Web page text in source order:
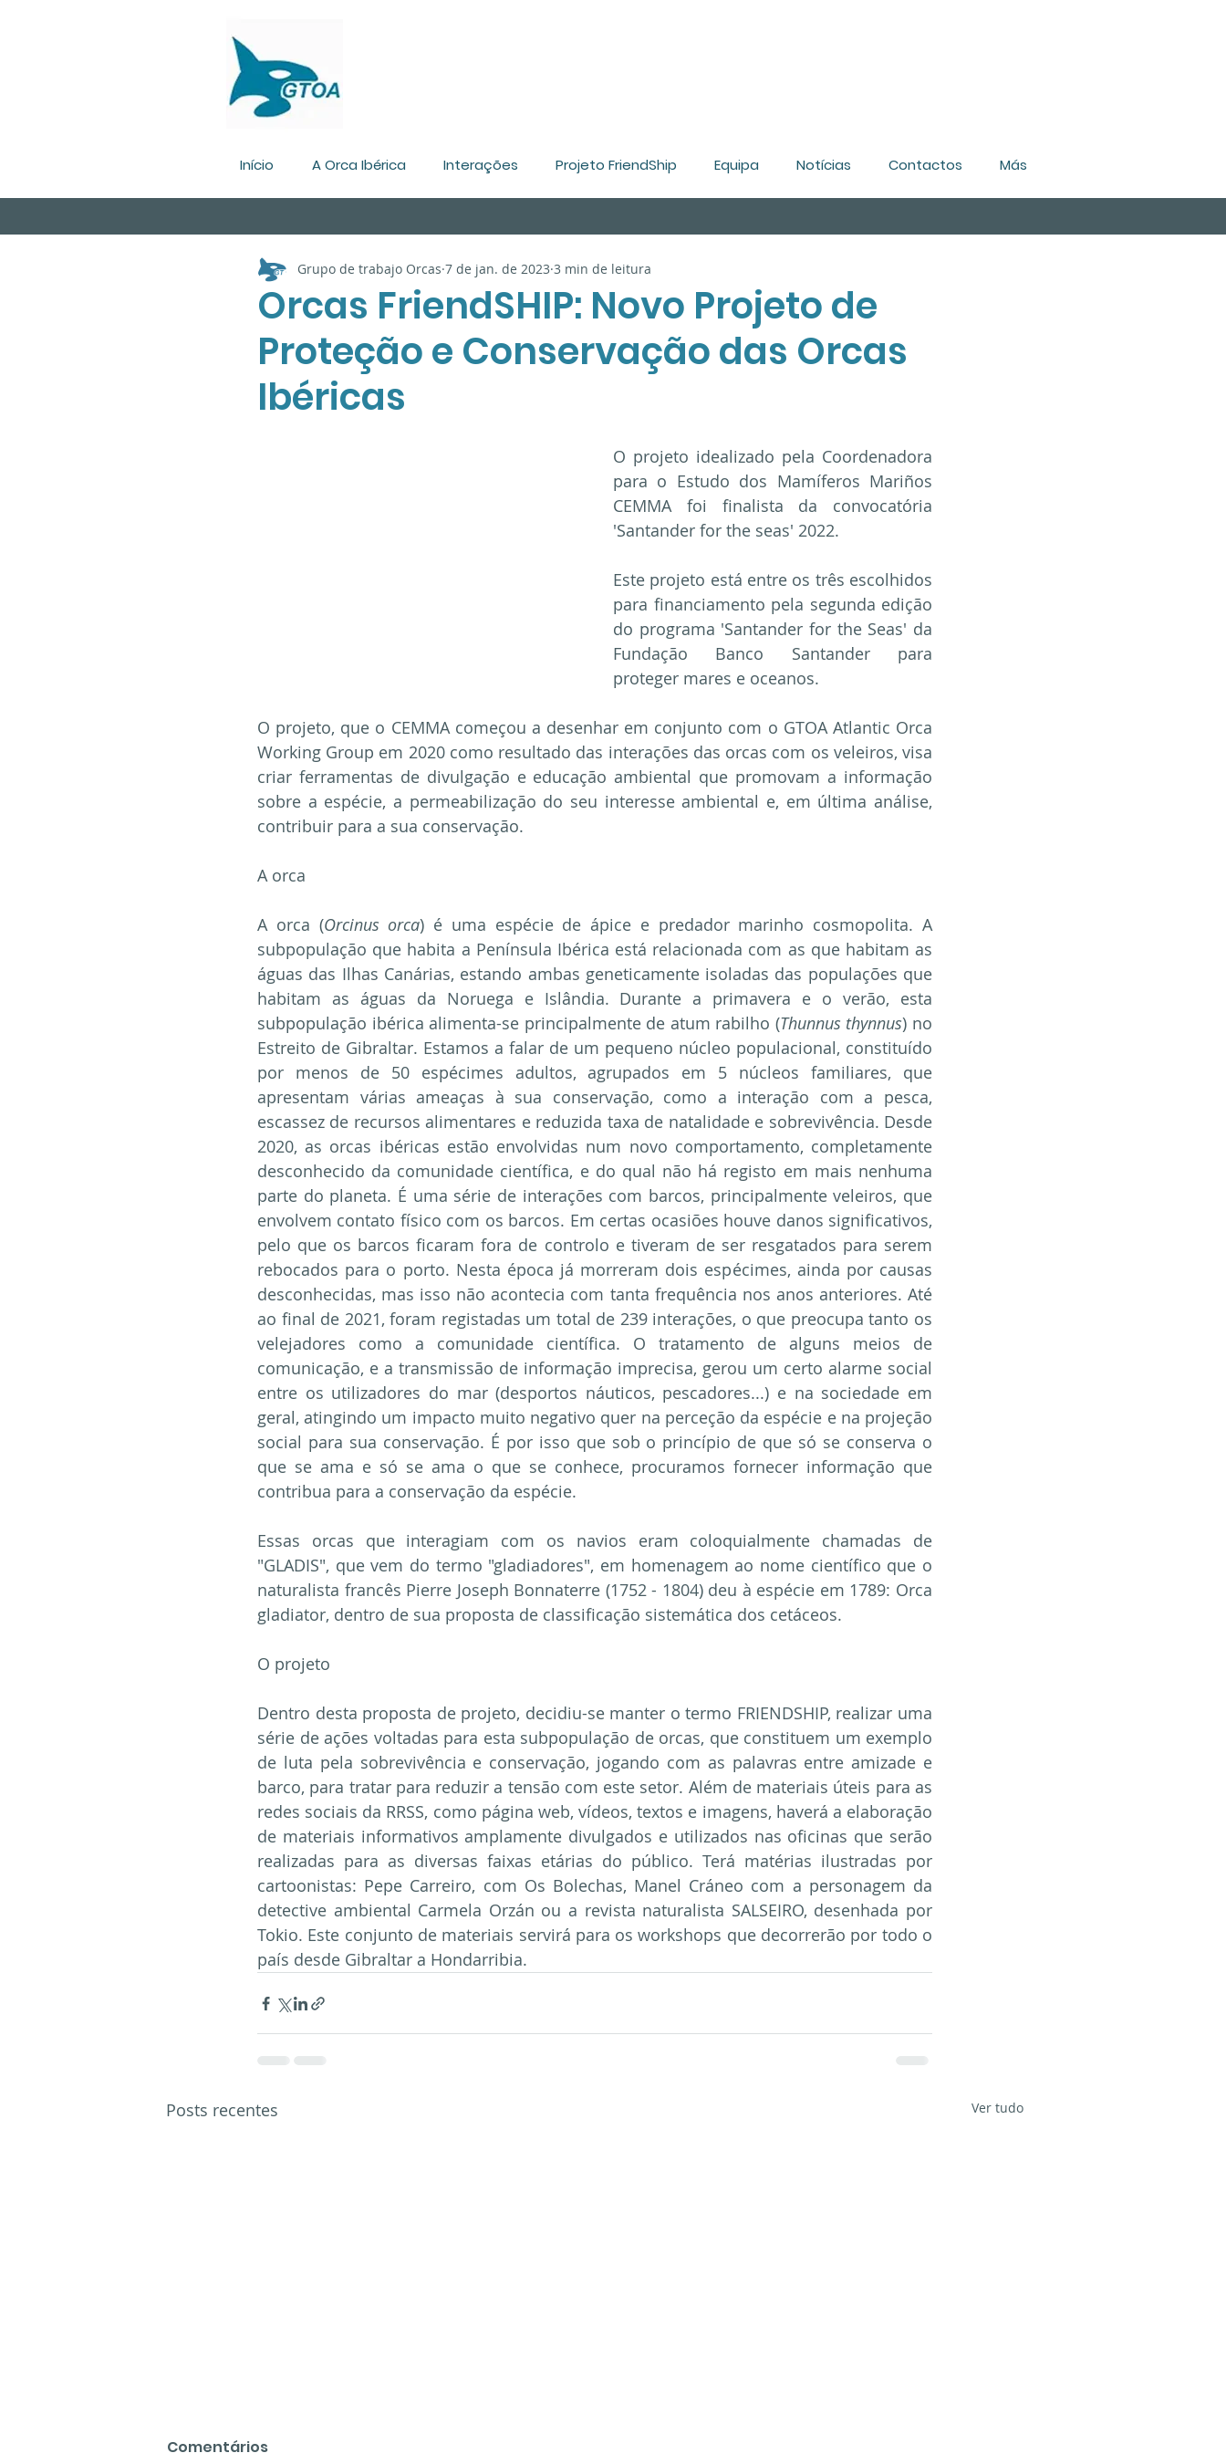
Início A Orca Ibérica Interações Projeto FriendShip Equipa Notícias Contactos Más
Orcas FriendSHIP: Novo Projeto de
Proteção e Conservação das Orcas
Ibéricas
Grupo de trabajo Orcas 7 de jan. de 2023 3 min de leitura
O projeto idealizado pela Coordenadora
para o Estudo dos Mamíferos Mariños
CEMMA foi finalista da convocatória
'Santander for the seas' 2022.
Este projeto está entre os três escolhidos
para financiamento pela segunda edição
do programa 'Santander for the Seas' da
Fundação Banco Santander para
proteger mares e oceanos.
O projeto, que o CEMMA começou a desenhar em conjunto com o GTOA Atlantic Orca
Working Group em 2020 como resultado das interações das orcas com os veleiros, visa
criar ferramentas de divulgação e educação ambiental que promovam a informação
sobre a espécie, a permeabilização do seu interesse ambiental e, em última análise,
contribuir para a sua conservação.
A orca
A orca (Orcinus orca) é uma espécie de ápice e predador marinho cosmopolita. A
subpopulação que habita a Península Ibérica está relacionada com as que habitam as
águas das Ilhas Canárias, estando ambas geneticamente isoladas das populações que
habitam as águas da Noruega e Islândia. Durante a primavera e o verão, esta
subpopulação ibérica alimenta-se principalmente de atum rabilho (Thunnus thynnus) no
Estreito de Gibraltar. Estamos a falar de um pequeno núcleo populacional, constituído
por menos de 50 espécimes adultos, agrupados em 5 núcleos familiares, que
apresentam várias ameaças à sua conservação, como a interação com a pesca,
escassez de recursos alimentares e reduzida taxa de natalidade e sobrevivência. Desde
2020, as orcas ibéricas estão envolvidas num novo comportamento, completamente
desconhecido da comunidade científica, e do qual não há registo em mais nenhuma
parte do planeta. É uma série de interações com barcos, principalmente veleiros, que
envolvem contato físico com os barcos. Em certas ocasiões houve danos significativos,
pelo que os barcos ficaram fora de controlo e tiveram de ser resgatados para serem
rebocados para o porto. Nesta época já morreram dois espécimes, ainda por causas
desconhecidas, mas isso não acontecia com tanta frequência nos anos anteriores. Até
ao final de 2021, foram registadas um total de 239 interações, o que preocupa tanto os
velejadores como a comunidade científica. O tratamento de alguns meios de
comunicação, e a transmissão de informação imprecisa, gerou um certo alarme social
entre os utilizadores do mar (desportos náuticos, pescadores...) e na sociedade em
geral, atingindo um impacto muito negativo quer na perceção da espécie e na projeção
social para sua conservação. É por isso que sob o princípio de que só se conserva o
que se ama e só se ama o que se conhece, procuramos fornecer informação que
contribua para a conservação da espécie.
Essas orcas que interagiam com os navios eram coloquialmente chamadas de
"GLADIS", que vem do termo "gladiadores", em homenagem ao nome científico que o
naturalista francês Pierre Joseph Bonnaterre (1752 - 1804) deu à espécie em 1789: Orca
gladiator, dentro de sua proposta de classificação sistemática dos cetáceos.
O projeto
Dentro desta proposta de projeto, decidiu-se manter o termo FRIENDSHIP, realizar uma
série de ações voltadas para esta subpopulação de orcas, que constituem um exemplo
de luta pela sobrevivência e conservação, jogando com as palavras entre amizade e
barco, para tratar para reduzir a tensão com este setor. Além de materiais úteis para as
redes sociais da RRSS, como página web, vídeos, textos e imagens, haverá a elaboração
de materiais informativos amplamente divulgados e utilizados nas oficinas que serão
realizadas para as diversas faixas etárias do público. Terá matérias ilustradas por
cartoonistas: Pepe Carreiro, com Os Bolechas, Manel Cráneo com a personagem da
detective ambiental Carmela Orzán ou a revista naturalista SALSEIRO, desenhada por
Tokio. Este conjunto de materiais servirá para os workshops que decorrerão por todo o
país desde Gibraltar a Hondarribia.
Posts recentes Ver tudo
Comentários